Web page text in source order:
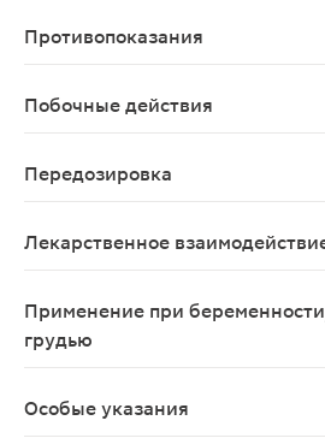
Противопоказания
Побочные действия
Передозировка
Лекарственное
Применение при
грудью
Особые указания